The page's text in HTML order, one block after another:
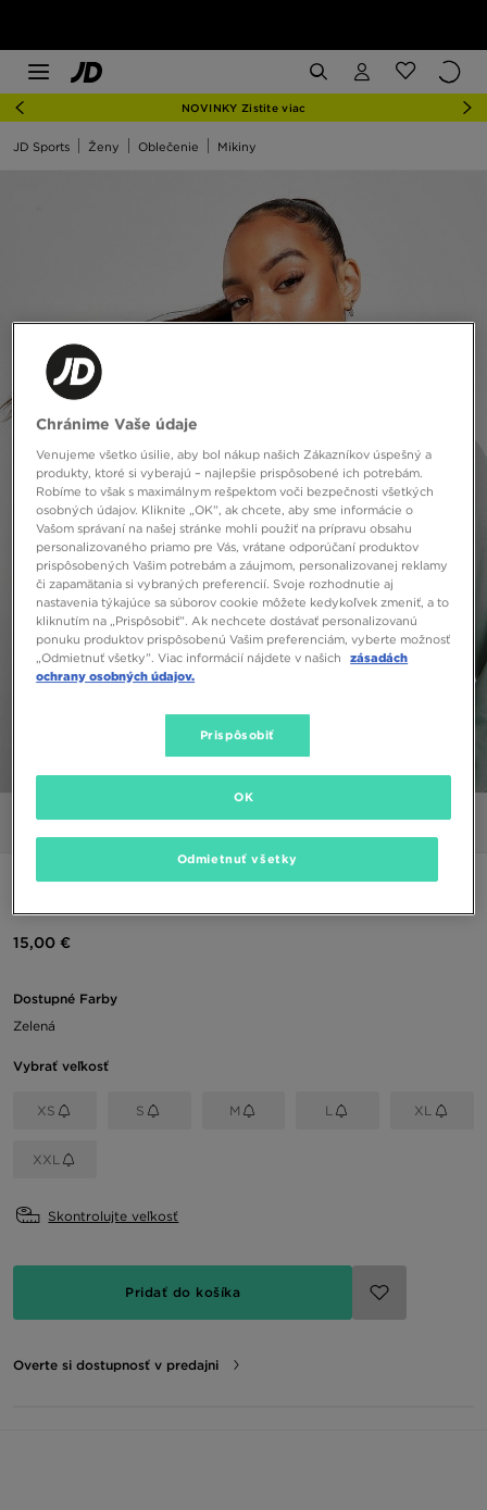
NOVINKY Zistite viac
JD Sports Ženy Oblečenie Mikiny
Obrázky Video
NIKE MIKINA RUNNING SWOOSH 1/4 ZIP TOP
15,00 €
Dostupné Farby
Zelená
Vybrať veľkosť
XS S M L XL
XXL
Skontrolujte veľkosť
Pridať do košíka
Overte si dostupnosť v predajni
Chránime Vaše údaje
Venujeme všetko úsilie, aby bol nákup našich Zákazníkov úspešný a
produkty, ktoré si vyberajú – najlepšie prispôsobené ich potrebám.
Robíme to však s maximálnym rešpektom voči bezpečnosti všetkých
osobných údajov. Kliknite „OK”, ak chcete, aby sme informácie o
Vašom správaní na našej stránke mohli použiť na prípravu obsahu
personalizovaného priamo pre Vás, vrátane odporúčaní produktov
prispôsobených Vašim potrebám a záujmom, personalizovanej reklamy
či zapamätania si vybraných preferencií. Svoje rozhodnutie aj
nastavenia týkajúce sa súborov cookie môžete kedykoľvek zmeniť, a to
kliknutím na „Prispôsobiť”. Ak nechcete dostávať personalizovanú
ponuku produktov prispôsobenú Vašim preferenciám, vyberte možnosť
„Odmietnuť všetky”. Viac informácií nájdete v našich
zásadách
ochrany osobných údajov.
Prispôsobiť
Odmietnuť všetky
OK